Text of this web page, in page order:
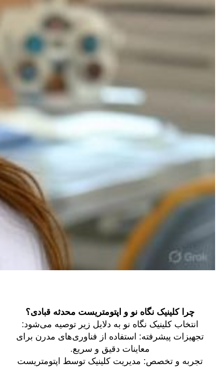
چرا کلینیک نگاه نو و اپتومتریست محدثه قبادی؟
انتخاب کلینیک نگاه نو به دلایل زیر توصیه می‌شود:
تجهیزات پیشرفته: استفاده از فناوری‌های مدرن برای
معاینات دقیق و سریع.
تجربه و تخصص: مدیریت کلینیک توسط اپتومتریست